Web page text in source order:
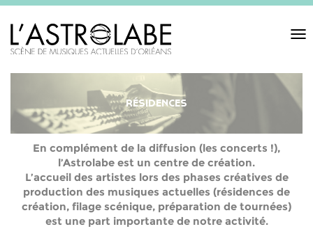
Toggle
RÉSIDENCES
En complément de la diffusion (les concerts !),
l’Astrolabe est un centre de création.
L’accueil des artistes lors des phases créatives de
production des musiques actuelles (résidences de
création, filage scénique, préparation de tournées)
est une part importante de notre activité.